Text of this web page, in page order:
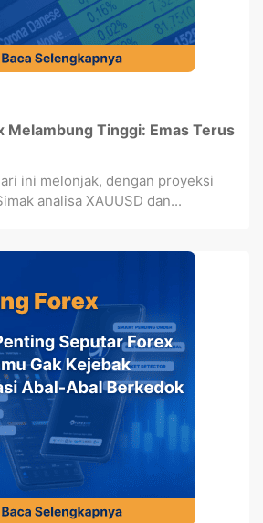
Melambung Tinggi: Emas Terus
ini melonjak, dengan proyeksi
analisa XAUUSD dan...